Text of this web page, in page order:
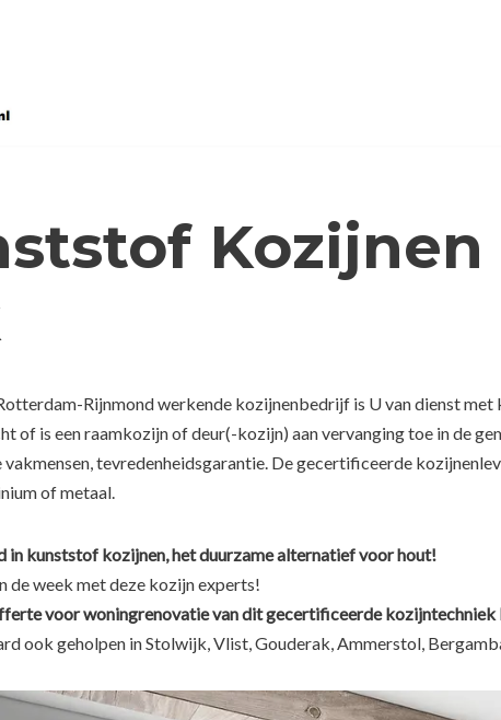
Rijnmond werkende kozijnenbedrijf is U van dienst
of is een raamkozijn of deur(-kozijn) aan vervanging toe in de
tevredenheidsgarantie. De gecertificeerde
of metaal.
in kunststof kozijnen, het duurzame alternatief voor hout!
de week met deze kozijn experts!
voor woningrenovatie van dit gecertificeerde
ook geholpen in Stolwijk, Vlist, Gouderak, Ammerstol,